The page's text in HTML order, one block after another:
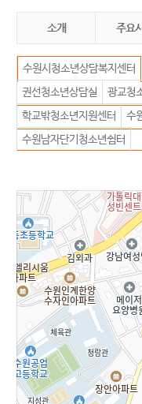
소개 주요
수원시청소년상담복지센터
권선청소년상담실
광교청
학교밖청소년지원센터
수
수원남자단기청소년쉼터